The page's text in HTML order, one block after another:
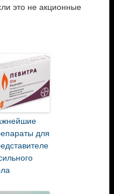
это не акционные
для